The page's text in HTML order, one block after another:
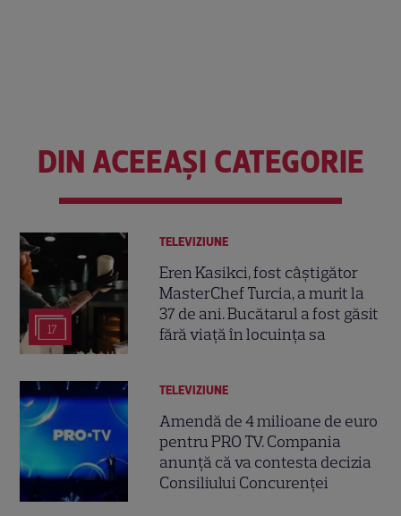
DIN ACEEAȘI CATEGORIE
17
TELEVIZIUNE
Eren Kasikci, fost câștigător
MasterChef Turcia, a murit la
37 de ani. Bucătarul a fost găsit
fără viață în locuința sa
TELEVIZIUNE
Amendă de 4 milioane de euro
pentru PRO TV. Compania
anunță că va contesta decizia
Consiliului Concurenței